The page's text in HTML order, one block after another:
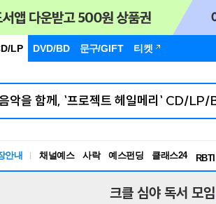
LP DVD/BD 문구/GIFT 티켓
안내 채널예스 사락 예스펀딩 클래스24
독서
크클 심야 독서 모임